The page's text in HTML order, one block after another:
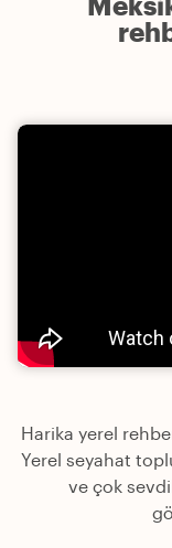
Harika yerel
Yerel seyahat
ve çok